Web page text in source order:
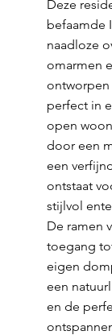
Deze
befaamde
naadloze
omarmen
ontworpen
perfect in
open
door een
een
ontstaat
stijlvol
De ramen
toegang
eigen
een
en de